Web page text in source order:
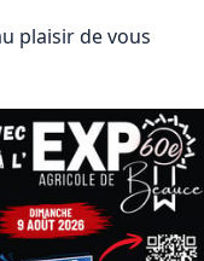
plaisir de vous